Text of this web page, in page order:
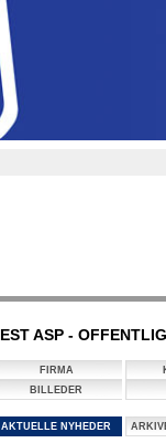
ASP -
FIRMA
BILLEDER
AKTUELLE NYHEDER